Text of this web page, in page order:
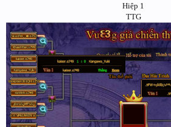
Hiệp 1
TTG